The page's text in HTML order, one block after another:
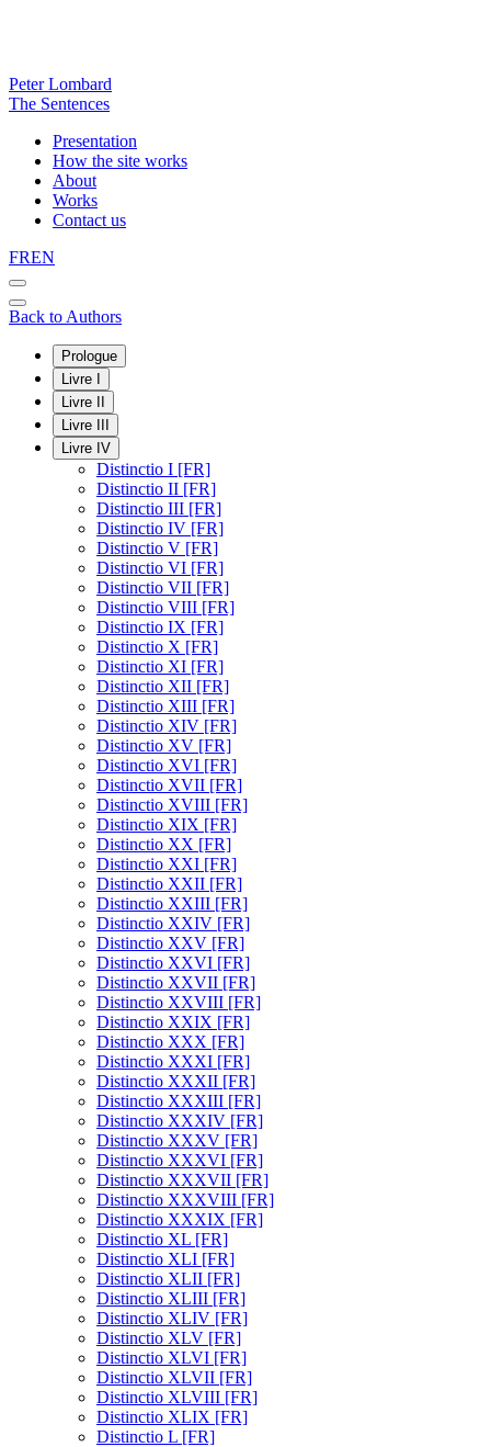
Peter Lombard
The Sentences
Presentation
How the site works
About
Works
Contact us
FREN
Back to Authors
Prologue
Livre I
Livre II
Livre III
Livre IV
Distinctio I [FR]
Distinctio II [FR]
Distinctio III [FR]
Distinctio IV [FR]
Distinctio V [FR]
Distinctio VI [FR]
Distinctio VII [FR]
Distinctio VIII [FR]
Distinctio IX [FR]
Distinctio X [FR]
Distinctio XI [FR]
Distinctio XII [FR]
Distinctio XIII [FR]
Distinctio XIV [FR]
Distinctio XV [FR]
Distinctio XVI [FR]
Distinctio XVII [FR]
Distinctio XVIII [FR]
Distinctio XIX [FR]
Distinctio XX [FR]
Distinctio XXI [FR]
Distinctio XXII [FR]
Distinctio XXIII [FR]
Distinctio XXIV [FR]
Distinctio XXV [FR]
Distinctio XXVI [FR]
Distinctio XXVII [FR]
Distinctio XXVIII [FR]
Distinctio XXIX [FR]
Distinctio XXX [FR]
Distinctio XXXI [FR]
Distinctio XXXII [FR]
Distinctio XXXIII [FR]
Distinctio XXXIV [FR]
Distinctio XXXV [FR]
Distinctio XXXVI [FR]
Distinctio XXXVII [FR]
Distinctio XXXVIII [FR]
Distinctio XXXIX [FR]
Distinctio XL [FR]
Distinctio XLI [FR]
Distinctio XLII [FR]
Distinctio XLIII [FR]
Distinctio XLIV [FR]
Distinctio XLV [FR]
Distinctio XLVI [FR]
Distinctio XLVII [FR]
Distinctio XLVIII [FR]
Distinctio XLIX [FR]
Distinctio L [FR]